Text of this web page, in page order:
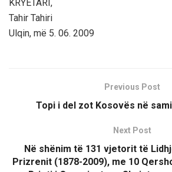
KRYETARI,
Tahir Tahiri
Ulqin, më 5. 06. 2009
Previous Post
Topi i del zot Kosovës në
Next Post
Në shënim të 131 vjetorit të
Prizrenit (1878-2009), me 10